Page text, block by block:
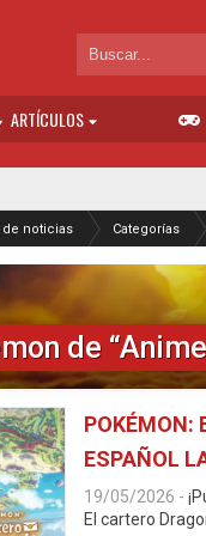
ARTÍCULOS
de noticias Categorías
de
POKÉMON:
ESPAÑOL
19/05/2026 -
El cartero